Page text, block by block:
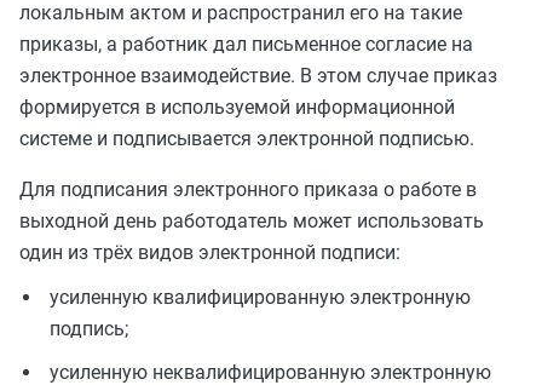
локальным актом и распространил его на такие
приказы, а работник дал письменное согласие на
электронное взаимодействие. В этом случае приказ
формируется в используемой информационной
системе и подписывается электронной подписью.
Для подписания электронного приказа о работе в
выходной день работодатель может использовать
один из трёх видов электронной подписи:
усиленную квалифицированную электронную
подпись;
усиленную неквалифицированную электронную